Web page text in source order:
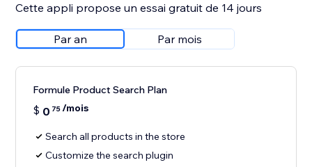
Cette appli propose un essai gratuit de 14 jours
Par an Par mois
Formule Product Search Plan
$ 0 75/mois
Search all products in the store
Customize the search plugin